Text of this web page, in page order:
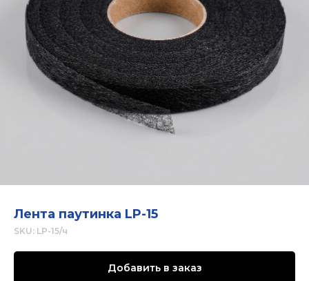
Лента паутинка LP-15
SKU: LP-15/ч
Добавить в заказ